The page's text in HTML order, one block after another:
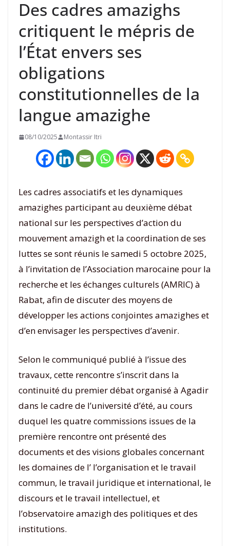
Des cadres amazighs
critiquent le mépris de
l’État envers ses
obligations
constitutionnelles de la
langue amazighe
08/10/2025 Montassir Itri
Les cadres associatifs et les dynamiques
amazighes participant au deuxième débat
national sur les perspectives d’action du
mouvement amazigh et la coordination de ses
luttes se sont réunis le samedi 5 octobre 2025,
à l’invitation de l’Association marocaine pour la
recherche et les échanges culturels (AMRIC) à
Rabat, afin de discuter des moyens de
développer les actions conjointes amazighes et
d’en envisager les perspectives d’avenir.
Selon le communiqué publié à l’issue des
travaux, cette rencontre s’inscrit dans la
continuité du premier débat organisé à Agadir
dans le cadre de l’université d’été, au cours
duquel les quatre commissions issues de la
première rencontre ont présenté des
documents et des visions globales concernant
les domaines de l’ l’organisation et le travail
commun, le travail juridique et international, le
discours et le travail intellectuel, et
l’observatoire amazigh des politiques et des
institutions.